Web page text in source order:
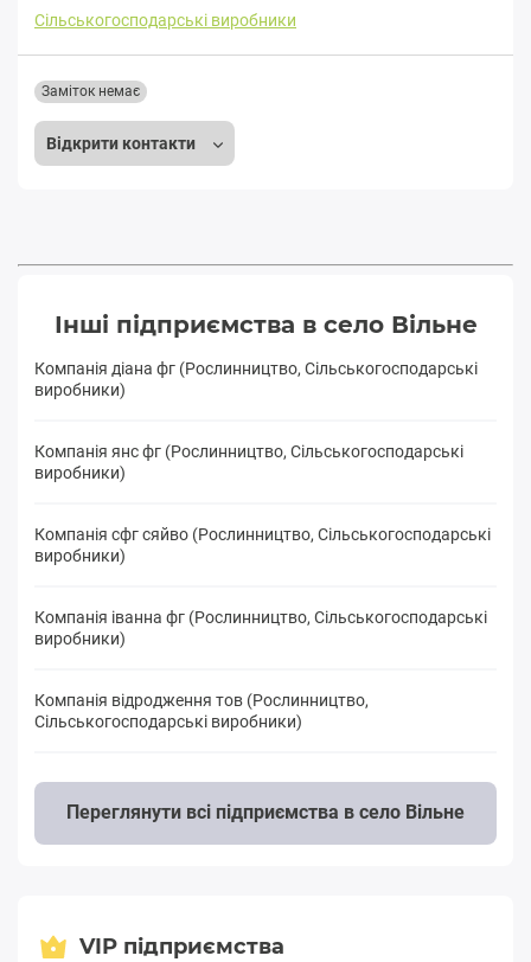
Сільськогосподарські виробники
Відкрити контакти
Заміток немає
Інші підприємства в село Вільне
Компанія діана фг (Рослинництво, Сільськогосподарські
виробники)
Компанія янс фг (Рослинництво, Сільськогосподарські
виробники)
Компанія сфг сяйво (Рослинництво, Сільськогосподарські
виробники)
Компанія іванна фг (Рослинництво, Сільськогосподарські
виробники)
Компанія відродження тов (Рослинництво,
Сільськогосподарські виробники)
Переглянути всі підприємства в село Вільне
VIP підприємства